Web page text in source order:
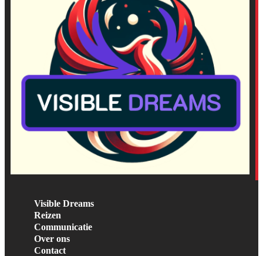
Visible Dreams
Reizen
Communicatie
Over ons
Contact